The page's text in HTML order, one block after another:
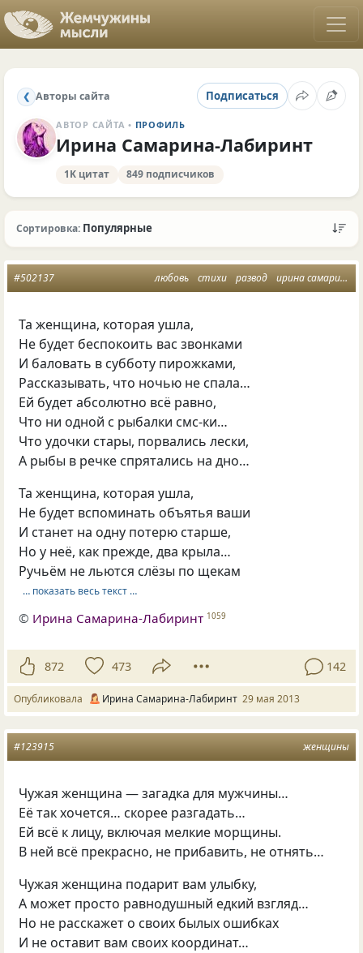
❮ Авторы сайта Подписаться
АВТОР САЙТА • ПРОФИЛЬ
Ирина Самарина-Лабиринт
1K цитат 849 подписчиков
Сортировка: Популярные
любовь стихи развод ирина самарина
#502137
Та женщина, которая ушла,
Не будет беспокоить вас звонками
И баловать в субботу пирожками,
Рассказывать, что ночью не спала…
Ей будет абсолютно всё равно,
Что ни одной с рыбалки смс-ки…
Что удочки стары, порвались лески,
А рыбы в речке спрятались на дно…
Та женщина, которая ушла,
Не будет вспоминать объятья ваши
И станет на одну потерю старше,
Но у неё, как прежде, два крыла…
Ручьём не льются слёзы по щекам
… показать весь текст …
© Ирина Самарина-Лабиринт 1059
872 473 142
Опубликовала Ирина Самарина-Лабиринт 29 мая 2013
женщины
#123915
Чужая женщина — загадка для мужчины…
Её так хочется… скорее разгадать…
Ей всё к лицу, включая мелкие морщины.
В ней всё прекрасно, не прибавить, не отнять…
Чужая женщина подарит вам улыбку,
А может просто равнодушный едкий взгляд…
Но не расскажет о своих былых ошибках
И не оставит вам своих координат…